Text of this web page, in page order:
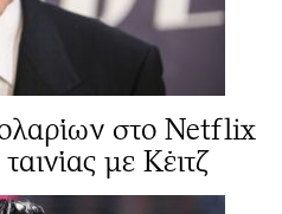
στο Netflix
με Κέιτζ